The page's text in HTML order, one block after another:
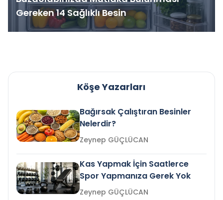
Gereken 14 Sağlıklı Besin
Köşe Yazarları
Bağırsak Çalıştıran Besinler
Nelerdir?
Zeynep GÜÇLÜCAN
Kas Yapmak İçin Saatlerce
Spor Yapmanıza Gerek Yok
Zeynep GÜÇLÜCAN